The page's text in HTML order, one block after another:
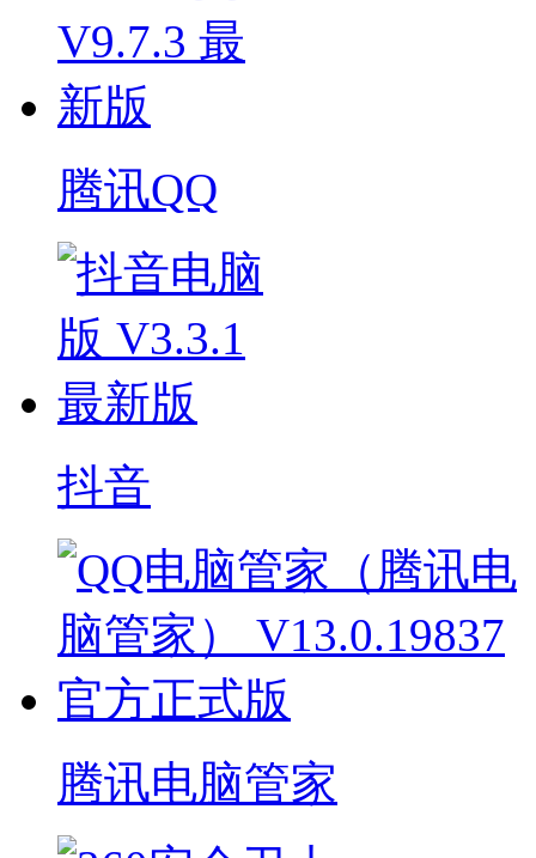
腾讯QQ
抖音
腾讯电脑管家